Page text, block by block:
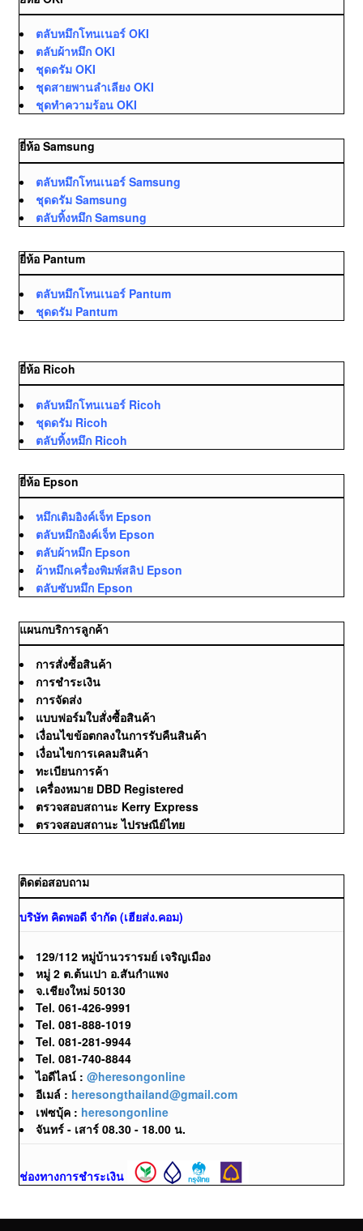
ตลับหมึกโทนเนอร์ OKI
ตลับผ้าหมึก OKI
ชุดดรัม OKI
ชุดสายพานลำเลียง OKI
ชุดทำความร้อน OKI
ยี่ห้อ Samsung
ตลับหมึกโทนเนอร์ Samsung
ชุดดรัม Samsung
ตลับทิ้งหมึก Samsung
ยี่ห้อ Pantum
ตลับหมึกโทนเนอร์ Pantum
ชุดดรัม Pantum
ยี่ห้อ Ricoh
ตลับหมึกโทนเนอร์ Ricoh
ชุดดรัม Ricoh
ตลับทิ้งหมึก Ricoh
ยี่ห้อ Epson
หมึกเติมอิงค์เจ็ท Epson
ตลับหมึกอิงค์เจ็ท Epson
ตลับผ้าหมึก Epson
ผ้าหมึกเครื่องพิมพ์สลิป Epson
ตลับซับหมึก Epson
แผนกบริการลูกค้า
การสั่งซื้อสินค้า
การชำระเงิน
การจัดส่ง
แบบฟอร์มใบสั่งซื้อสินค้า
เงื่อนไขข้อตกลงในการรับคืนสินค้า
เงื่อนไขการเคลมสินค้า
ทะเบียนการค้า
เครื่องหมาย DBD Registered
ตรวจสอบสถานะ Kerry Express
ตรวจสอบสถานะ ไปรษณีย์ไทย
ติดต่อสอบถาม
บริษัท คิดพอดี จำกัด (เฮียส่ง.คอม)
129/112 หมู่บ้านวรารมย์ เจริญเมือง
หมู่ 2 ต.ต้นเปา อ.สันกำแพง
จ.เชียงใหม่ 50130
Tel. 061-426-9991
Tel. 081-888-1019
Tel. 081-281-9944
Tel. 081-740-8844
ไอดีไลน์ : @heresongonline
อีเมล์ : heresongthailand@gmail.com
เฟซบุ้ค : heresongonline
จันทร์ - เสาร์ 08.30 - 18.00 น.
ช่องทางการชำระเงิน